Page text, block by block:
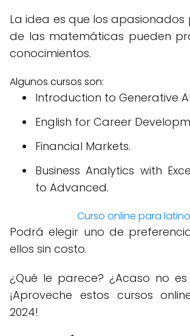
La idea es que los apasionados
de las matemáticas pueden
conocimientos.
Algunos cursos son:
Introduction to Generative
English for Career
Financial Markets.
Business Analytics with
to Advanced.
Curso online para
Podrá elegir uno de
ellos sin costo.
¿Qué le parece? ¿Acaso no
¡Aproveche estos cursos
2024!